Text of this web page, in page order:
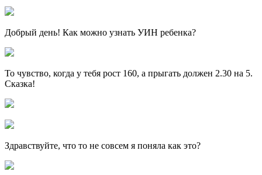
Добрый день! Как можно узнать УИН ребенка?
То чувство, когда у тебя рост 160, а прыгать должен 2.30 на 5.
Сказка!
Здравствуйте, что то не совсем я поняла как это?